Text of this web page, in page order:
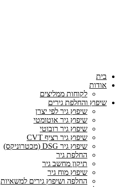
בית
אודות
לקוחות ממליצים
שיפוץ והחלפת גירים
שיפוץ גיר לפי יצרן
שיפוץ גיר אוטומטי
שיפוץ גיר רובוטי
שיפוץ גיר רציף CVT
שיפוץ גיר DSG (מכטרוניקס)
החלפת גיר
תיקון מחשב גיר
שיפוץ מוח גיר
החלפה ושיפוץ גירים למשאיות